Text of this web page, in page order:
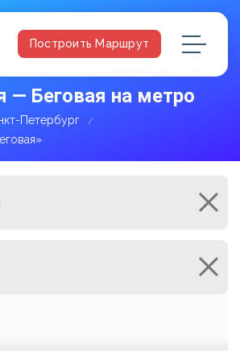
Построить Маршрут
— Беговая на метро
Петербург